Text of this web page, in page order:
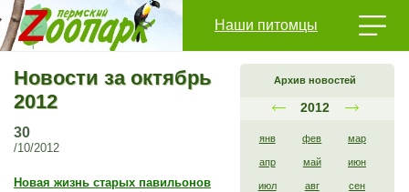
Наши питомцы
Архив новостей
2012
янв фев мар
апр май июн
июл авг сен
Новости за октябрь
2012
30
/10/2012
Новая жизнь старых павильонов